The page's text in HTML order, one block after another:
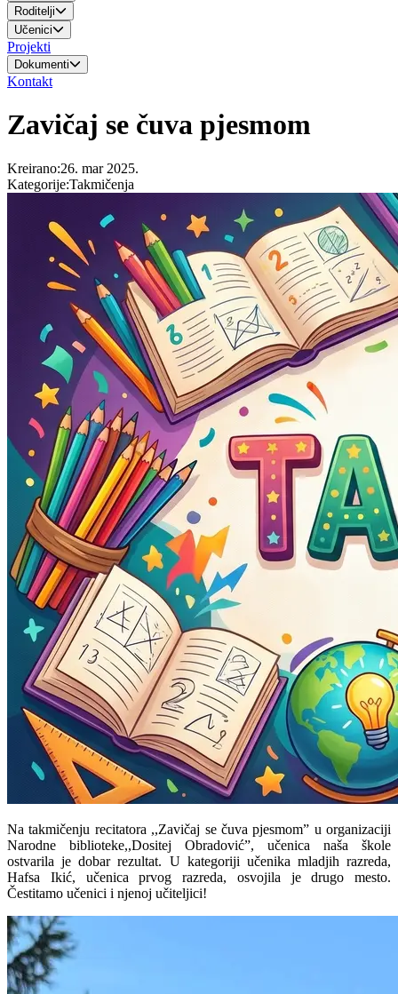
Roditelji
Učenici
Projekti
Dokumenti
Kontakt
Zavičaj se čuva pjesmom
Kreirano:26. mar 2025.
Kategorije:Takmičenja
Na takmičenju recitatora ,,Zavičaj se čuva pjesmom” u organizaciji
Narodne biblioteke,,Dositej Obradović”, učenica naša škole
ostvarila je dobar rezultat. U kategoriji učenika mladjih razreda,
Hafsa Ikić, učenica prvog razreda, osvojila je drugo mesto.
Čestitamo učenici i njenoj učiteljici!